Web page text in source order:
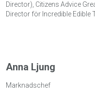
Director), Citizens Advice
Director för Incredible Edible
Anna Ljung
Marknadschef